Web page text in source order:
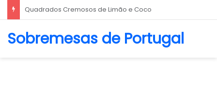
Biscoito Amanteigado
Sobremesas de Portugal